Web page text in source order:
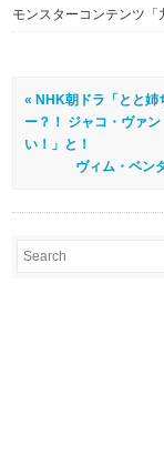
モンスターコンテンツ「
« NHK朝ドラ「とと姉
ー？！ ジャコ・ヴァ
い！」と！
ヴィム・ベン